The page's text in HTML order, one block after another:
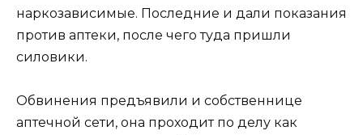
наркозависимые. Последние и дали показания
против аптеки, после чего туда пришли
силовики.
Обвинения предъявили и собственнице
аптечной сети, она проходит по делу как